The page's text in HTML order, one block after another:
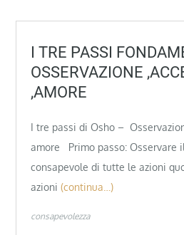
I TRE PASSI
OSSERVAZIONE
,AMORE
I tre passi di Osho –
amore Primo passo: Osservare
consapevole di tutte le azioni
azioni (continua…)
consapevolezza